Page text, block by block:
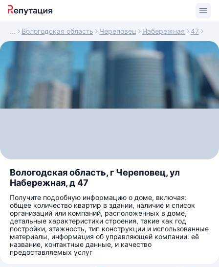
Вологодская область Череповец Набережная 47
Вологодская область, г Череповец, ул
Набережная, д 47
Получите подробную информацию о доме, включая:
общее количество квартир в здании, наличие и список
организаций или компаний, расположенных в доме,
детальные характеристики строения, такие как год
постройки, этажность, тип конструкции и использованные
материалы, информация об управляющей компании: её
название, контактные данные, и качество
предоставляемых услуг